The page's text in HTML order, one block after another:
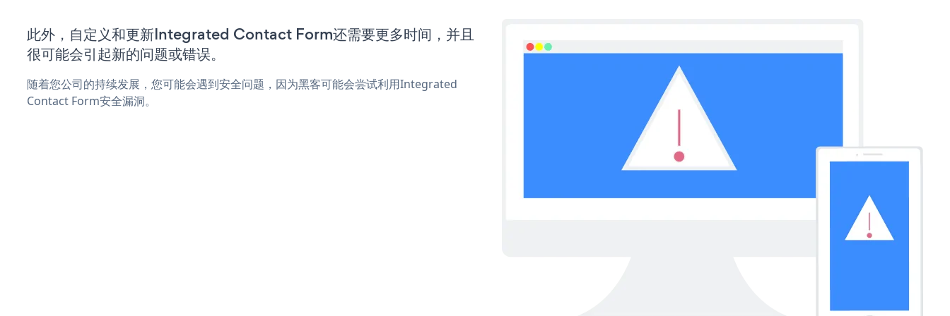
此外，自定义和更新Integrated Contact Form还需要更多时间，并且
很可能会引起新的问题或错误。
随着您公司的持续发展，您可能会遇到安全问题，因为黑客可能会尝试利用Integrated
Contact Form安全漏洞。